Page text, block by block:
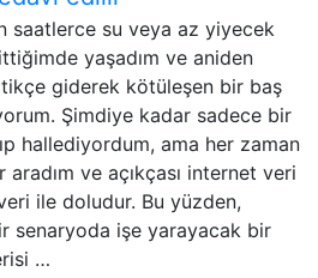
saatlerce su veya az yiyecek
yaşadım ve aniden
giderek kötüleşen bir baş
Şimdiye kadar sadece bir
hallediyordum, ama her zaman
ve açıkçası internet veri
ile doludur. Bu yüzden,
senaryoda işe yarayacak bir
…